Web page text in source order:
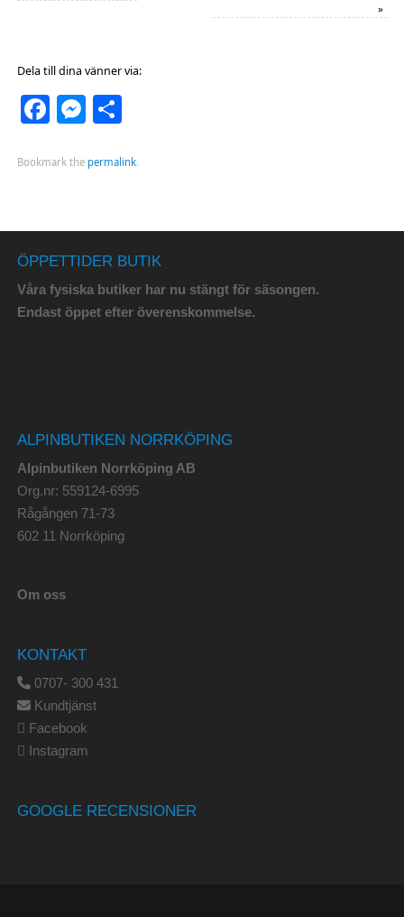
»
Dela till dina vänner via:
Facebook
Messenger
Dela
Bookmark the permalink.
ÖPPETTIDER BUTIK
Våra fysiska butiker har nu stängt för säsongen.
Endast öppet efter överenskommelse.
ALPINBUTIKEN NORRKÖPING
Alpinbutiken Norrköping AB
Org.nr: 559124-6995
Rågången 71-73
602 11 Norrköping
Om oss
KONTAKT
0707- 300 431
Kundtjänst
Facebook
Instagram
GOOGLE RECENSIONER